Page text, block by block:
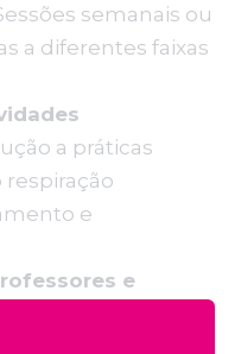
semanais ou
a diferentes faixas
a práticas
e
e
simples de